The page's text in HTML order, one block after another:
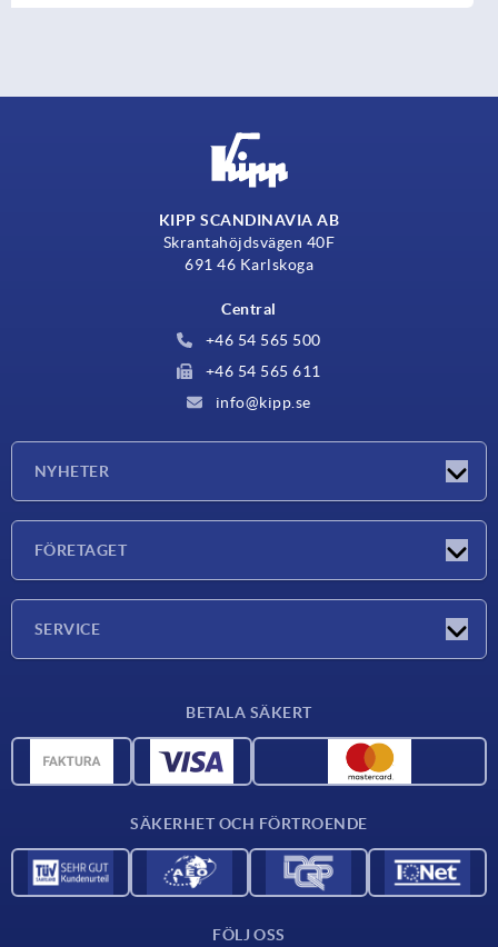
KIPP SCANDINAVIA AB
Skrantahöjdsvägen 40F
691 46 Karlskoga
Central
+46 54 565 500
+46 54 565 611
info@kipp.se
NYHETER
FÖRETAGET
SERVICE
CAD-data
BETALA SÄKERT
SÄKERHET OCH FÖRTROENDE
FÖLJ OSS